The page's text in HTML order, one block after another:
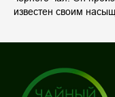
известен своим